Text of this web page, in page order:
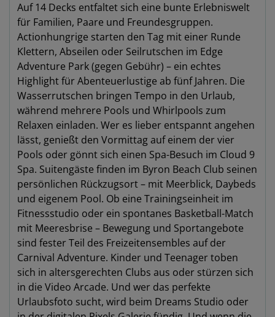
Auf 14 Decks entfaltet sich eine bunte Erlebniswelt
für Familien, Paare und Freundesgruppen.
Actionhungrige starten den Tag mit einer Runde
Klettern, Abseilen oder Seilrutschen im Edge
Adventure Park (gegen Gebühr) – ein echtes
Highlight für Abenteuerlustige ab fünf Jahren. Die
Wasserrutschen bringen Tempo in den Urlaub,
während mehrere Pools und Whirlpools zum
Relaxen einladen. Wer es lieber entspannt angehen
lässt, genießt den Vormittag auf einem der vier
Pools oder gönnt sich einen Spa-Besuch im Cloud 9
Spa. Suitengäste finden im Byron Beach Club seinen
persönlichen Rückzugsort – mit Meerblick, Daybeds
und eigenem Pool. Ob eine Trainingseinheit im
Fitnessstudio oder ein spontanes Basketball-Match
mit Meeresbrise – Bewegung und Sportangebote
sind fester Teil des Freizeitensembles auf der
Carnival Adventure. Kinder und Teenager toben
sich in altersgerechten Clubs aus oder stürzen sich
in die Video Arcade. Und wer das perfekte
Urlaubsfoto sucht, wird beim Dreams Studio oder